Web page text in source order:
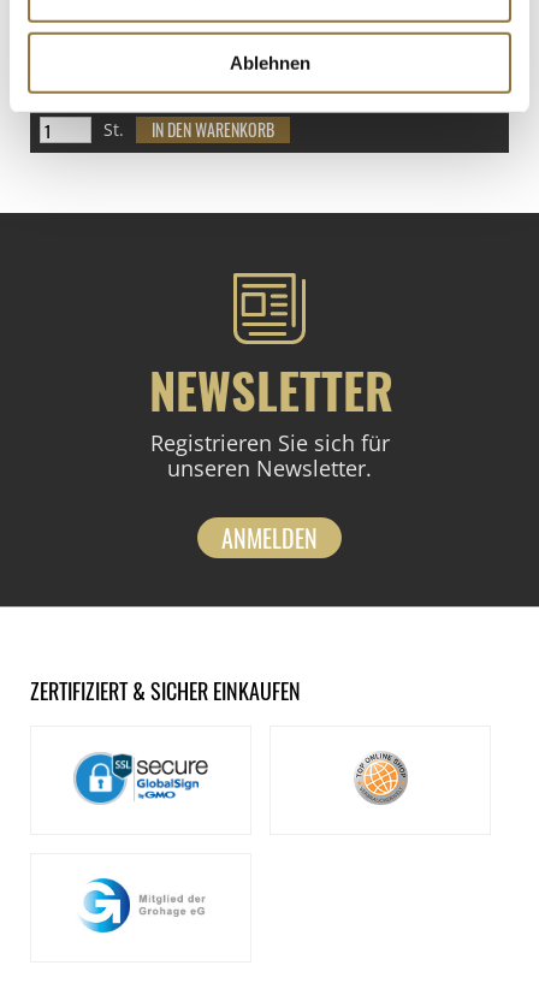
Ablehnen
LEBENSMITTELKENNZEICHNUNGEN
St.
NEWSLETTER
Registrieren Sie sich für
unseren Newsletter.
ANMELDEN
ZERTIFIZIERT & SICHER EINKAUFEN